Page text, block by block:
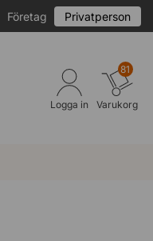
Företag Privatperson
Logga in
81
Varukorg